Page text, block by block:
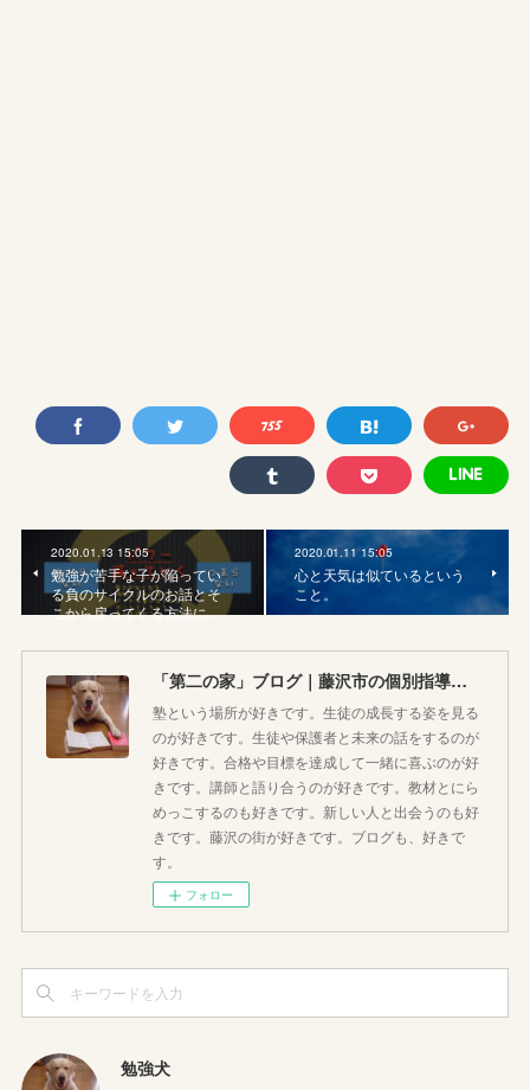
2020.01.13 15:05
勉強が苦手な子が陥ってい
る負のサイクルのお話とそ
こから戻ってくる方法に…
2020.01.11 15:05
心と天気は似ているという
こと。
「第二の家」ブログ｜藤沢市の個別指導塾のお話
塾という場所が好きです。生徒の成長する姿を見る
のが好きです。生徒や保護者と未来の話をするのが
好きです。合格や目標を達成して一緒に喜ぶのが好
きです。講師と語り合うのが好きです。教材とにら
めっこするのも好きです。新しい人と出会うのも好
きです。藤沢の街が好きです。ブログも、好きで
す。
フォロー
勉強犬